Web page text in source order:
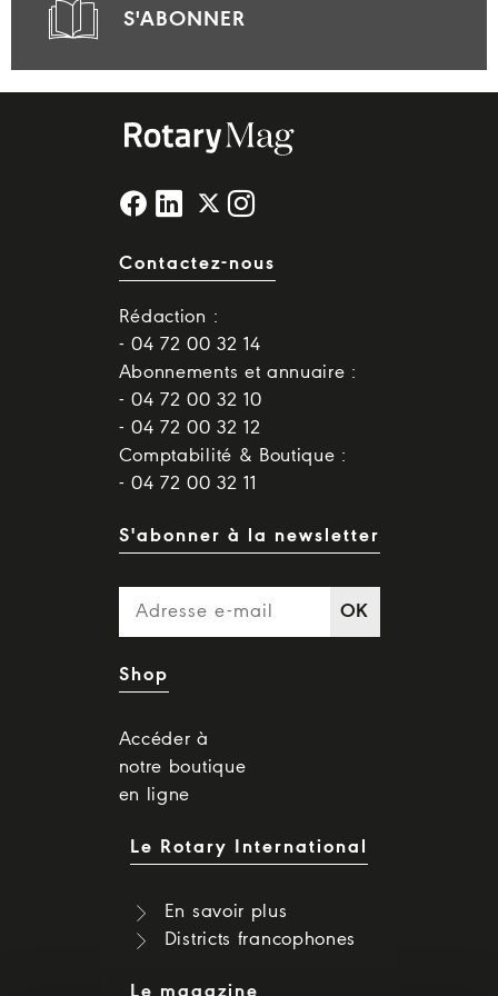
S'ABONNER
Contactez-nous
Rédaction :
- 04 72 00 32 14
Abonnements et annuaire :
- 04 72 00 32 10
- 04 72 00 32 12
Comptabilité & Boutique :
- 04 72 00 32 11
S'abonner à la newsletter
OK
Shop
Accéder à
notre boutique
en ligne
Le Rotary International
En savoir plus
Districts francophones